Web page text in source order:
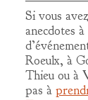
Si vous
anecdotes
Roeulx, à
Thieu ou à
pas à